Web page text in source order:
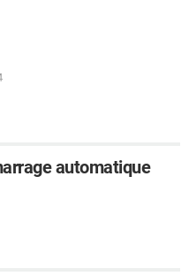
automatique